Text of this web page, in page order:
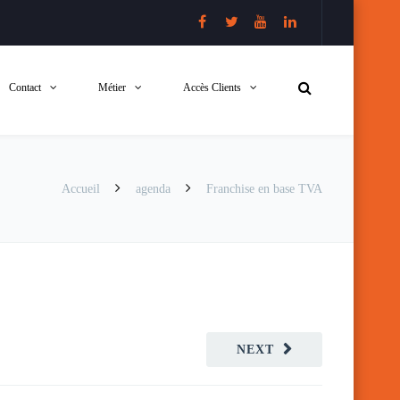
Contact Métier Accès Clients
Accueil agenda Franchise en base TVA
NEXT